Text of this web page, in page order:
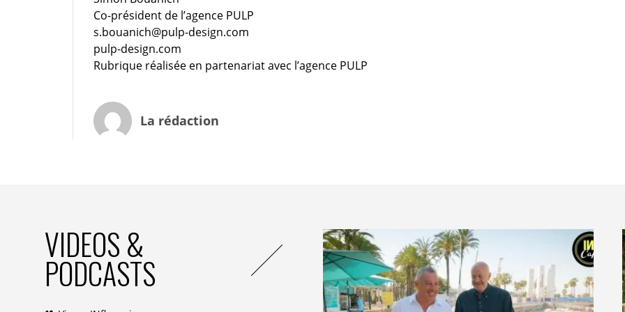
Co-président de l’agence PULP
s.bouanich@pulp-design.com
pulp-design.com
Rubrique réalisée en partenariat avec l’agence PULP
La rédaction
VIDEOS &
PODCASTS